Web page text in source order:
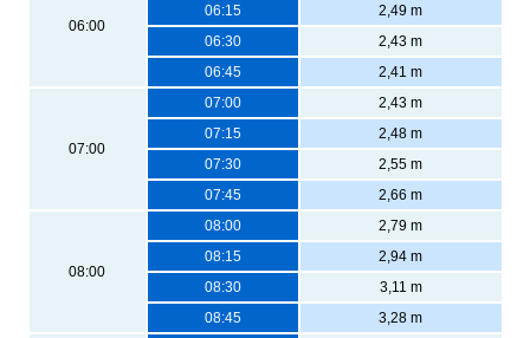
06:00
06:15
2,49 m
06:30
2,43 m
06:45
2,41 m
07:00
07:00
2,43 m
07:15
2,48 m
07:30
2,55 m
07:45
2,66 m
08:00
08:00
2,79 m
08:15
2,94 m
08:30
3,11 m
08:45
3,28 m